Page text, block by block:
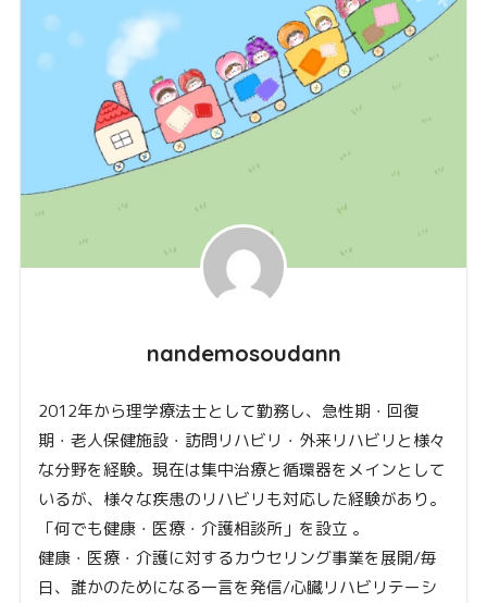
nandemosoudann
2012年から理学療法士として勤務し、急性期・回復
期・老人保健施設・訪問リハビリ・外来リハビリと様々
な分野を経験。現在は集中治療と循環器をメインとして
いるが、様々な疾患のリハビリも対応した経験があり。
「何でも健康・医療・介護相談所」を設立 。
健康・医療・介護に対するカウセリング事業を展開/毎
日、誰かのためになる一言を発信/心臓リハビリテーシ